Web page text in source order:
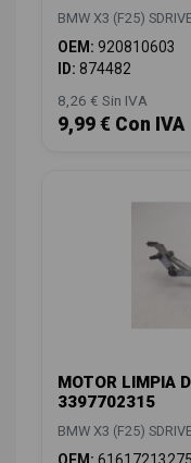
BMW X3 (F25)
OEM: 920810603
ID: 874482
8,26 € Sin IVA
9,99 € Con IVA
MOTOR LIMPIA
3397702315
BMW X3 (F25)
OEM: 61617213275